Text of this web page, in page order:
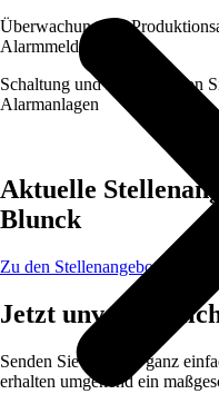
Überwachung der
Alarmmeldungen
Schaltung und Kontrolle von
Alarmanlagen
Aktuelle
Blunck
Zu den Stellenangeboten
Jetzt
Senden Sie uns jetzt ganz
erhalten umgehend ein